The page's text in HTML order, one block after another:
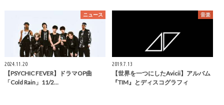
ニュース
2024.11.20
【PSYCHIC FEVER】ドラマOP曲
「Cold Rain」11/2…
音楽
2019.7.13
【世界を一つにしたAvicii】アルバム
『TIM』とディスコグラフィ